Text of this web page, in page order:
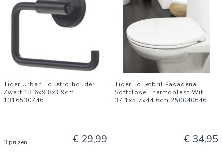
Tiger Urban Toiletrolhouder
Zwart 13.6x9.8x3.9cm
1316530746
3 prijzen € 29,99
Tiger Toiletbril Pasadena
Softclose Thermoplast Wit
37.1x5.7x44.6cm 250040646
€ 34,95